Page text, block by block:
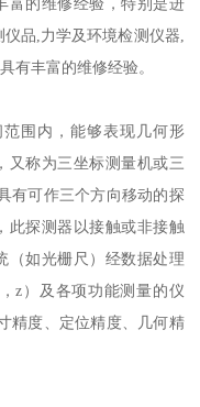
品,力学及环境检测仪器,
有丰富的维修经验。
围内，能够表现几何形
又称为三坐标测量机或三
有可作三个方向移动的探
此探测器以接触或非接触
（如光栅尺）经数据处理
z）及各项功能测量的仪
精度、定位精度、几何精